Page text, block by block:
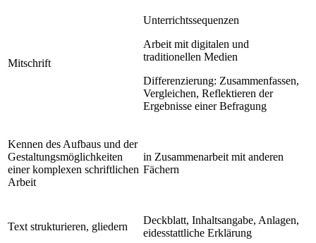
Mitschrift
Unterrichtssequenzen
Arbeit mit digitalen und
traditionellen Medien
Differenzierung: Zusammenfassen,
Vergleichen, Reflektieren der
Ergebnisse einer Befragung
Kennen des Aufbaus und der
Gestaltungsmöglichkeiten
einer komplexen schriftlichen
Arbeit
in Zusammenarbeit mit anderen
Fächern
Text strukturieren, gliedern
Deckblatt, Inhaltsangabe, Anlagen,
eidesstattliche Erklärung